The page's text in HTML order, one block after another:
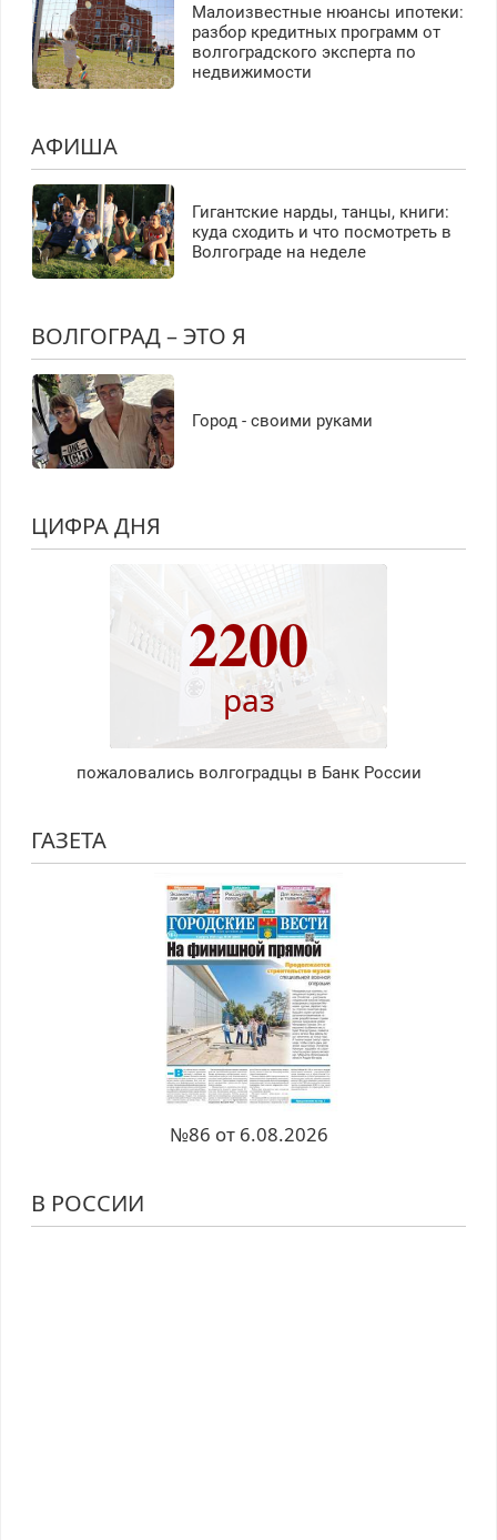
Малоизвестные нюансы ипотеки:
разбор кредитных программ от
волгоградского эксперта по
недвижимости
АФИША
Гигантские нарды, танцы, книги:
куда сходить и что посмотреть в
Волгограде на неделе
ВОЛГОГРАД – ЭТО Я
Город - своими руками
ЦИФРА ДНЯ
2200
раз
пожаловались волгоградцы в Банк России
ГАЗЕТА
№86 от 6.08.2026
В РОССИИ